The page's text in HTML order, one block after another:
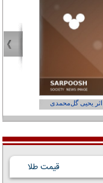
اثر یحیی گل‌محمدی
قیمت طلا